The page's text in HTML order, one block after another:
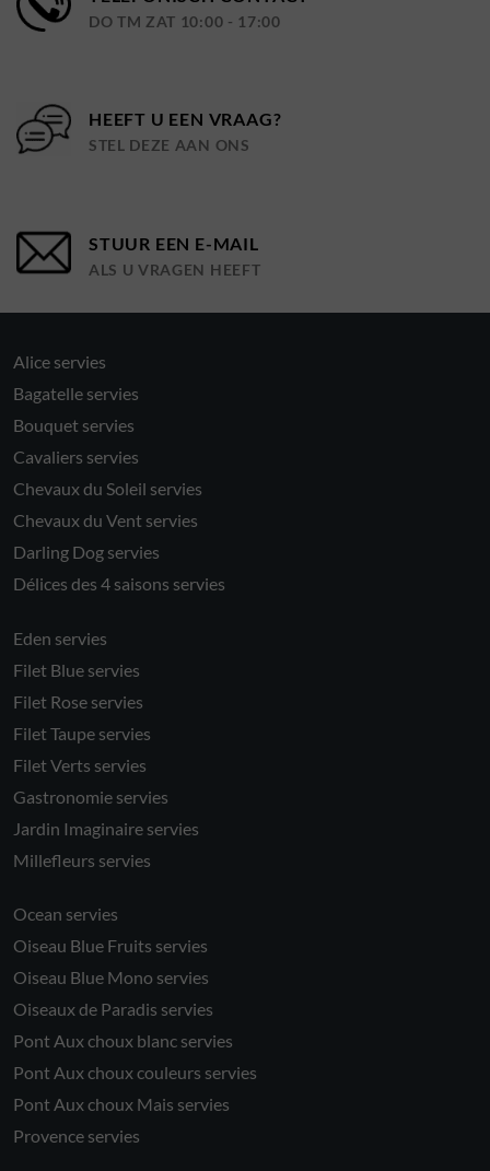
DO TM ZAT 10:00 - 17:00
HEEFT U EEN VRAAG?
STEL DEZE AAN ONS
STUUR EEN E-MAIL
ALS U VRAGEN HEEFT
Alice servies
Bagatelle servies
Bouquet servies
Cavaliers servies
Chevaux du Soleil servies
Chevaux du Vent servies
Darling Dog servies
Délices des 4 saisons servies
Eden servies
Filet Blue servies
Filet Rose servies
Filet Taupe servies
Filet Verts servies
Gastronomie servies
Jardin Imaginaire servies
Millefleurs servies
Ocean servies
Oiseau Blue Fruits servies
Oiseau Blue Mono servies
Oiseaux de Paradis servies
Pont Aux choux blanc servies
Pont Aux choux couleurs servies
Pont Aux choux Mais servies
Provence servies